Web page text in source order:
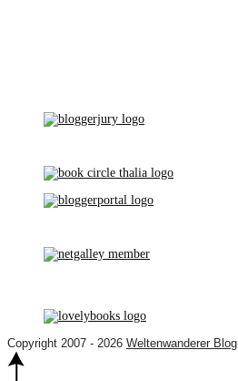
Copyright 2007 - 2026 Weltenwanderer Blog